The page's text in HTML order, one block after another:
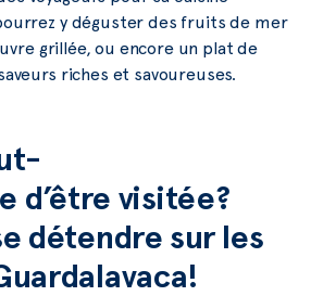
y déguster des fruits de mer
grillée, ou encore un plat de
riches et savoureuses.
d’être visitée?
détendre sur les